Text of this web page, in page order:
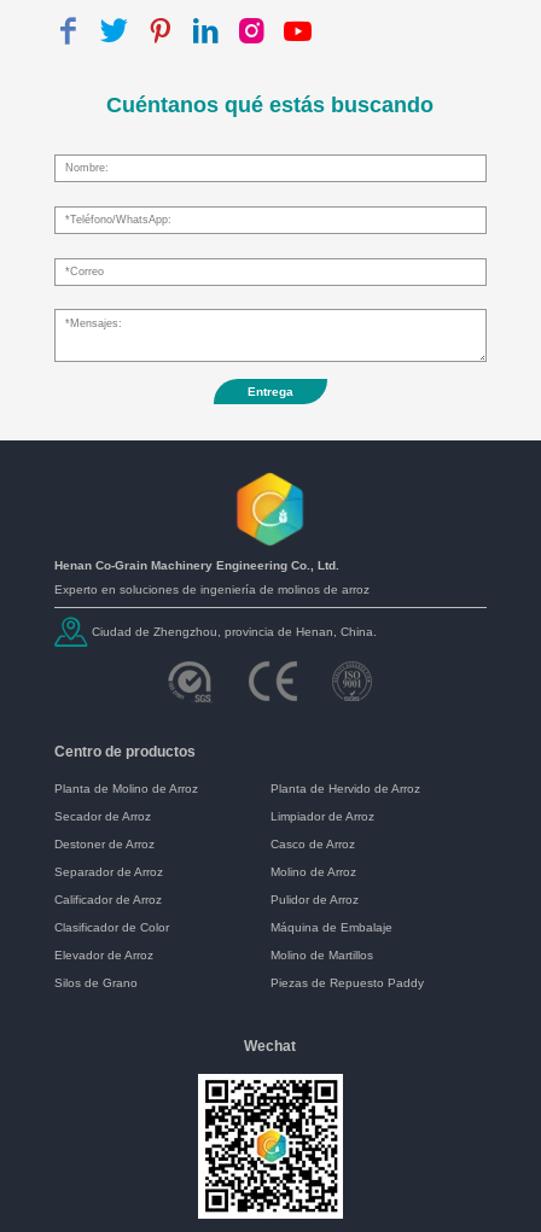
Cuéntanos qué estás buscando
Entrega
Henan Co-Grain Machinery Engineering Co., Ltd.
Experto en soluciones de ingeniería de molinos de arroz
Ciudad de Zhengzhou, provincia de Henan, China.
Centro de productos
Planta de Molino de Arroz Planta de Hervido de Arroz
Secador de Arroz Limpiador de Arroz
Destoner de Arroz Casco de Arroz
Separador de Arroz Molino de Arroz
Calificador de Arroz Pulidor de Arroz
Clasificador de Color Máquina de Embalaje
Elevador de Arroz Molino de Martillos
Silos de Grano Piezas de Repuesto Paddy
Wechat